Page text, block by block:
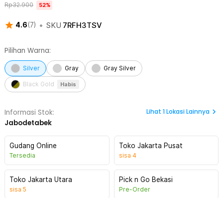
4.6(7) • SKU 7RFH3TSV
Rp32.900 52%
Pilihan Warna:
Silver Gray Gray Silver
Black Gold Habis
Informasi Stok:
Jabodetabek
Lihat 1Lokasi Lainnya
Gudang Online
Tersedia
Toko Jakarta Pusat
sisa 4
Toko Jakarta Utara
sisa 5
Pick n Go Bekasi
Pre-Order